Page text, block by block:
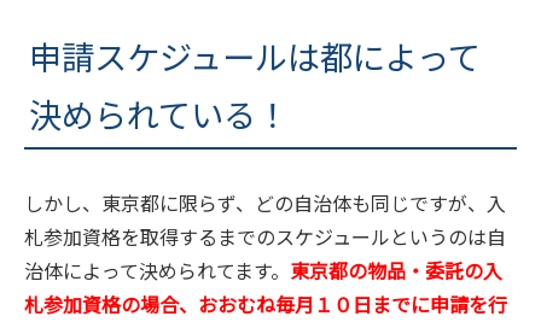
申請スケジュールは都によって
決められている！
しかし、東京都に限らず、どの自治体も同じですが、入
札参加資格を取得するまでのスケジュールというのは自
治体によって決められてます。 東京都の物品・委託の入
札参加資格の場合、おおむね毎月１０日までに申請を行